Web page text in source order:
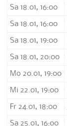
Sa 18.01, 16:00
Sa 18.01, 16:00
Sa 18.01, 19:00
Sa 18.01, 20:00
Mo 20.01, 19:00
Mi 22.01, 19:00
Fr 24.01, 18:00
Sa 25.01, 16:00